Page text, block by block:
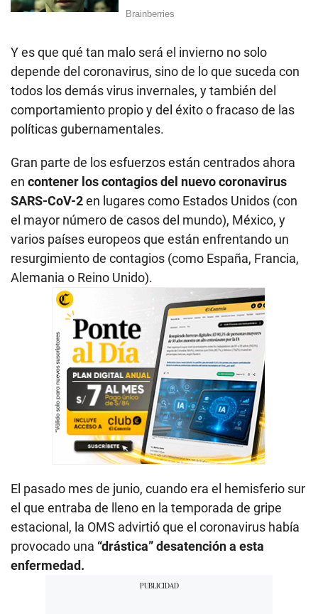
Y es que qué tan malo será el invierno no solo
depende del coronavirus, sino de lo que suceda con
todos los demás virus invernales, y también del
comportamiento propio y del éxito o fracaso de las
políticas gubernamentales.
Gran parte de los esfuerzos están centrados ahora
en contener los contagios del nuevo coronavirus
SARS-CoV-2en lugares como Estados Unidos (con
el mayor número de casos del mundo), México, y
varios países europeos que están enfrentando un
resurgimiento de contagios (como España, Francia,
Alemania o Reino Unido).
El pasado mes de junio, cuando era el hemisferio sur
el que entraba de lleno en la temporada de gripe
estacional, la OMS advirtió que el coronavirus había
provocado una “drástica” desatención a esta
enfermedad.